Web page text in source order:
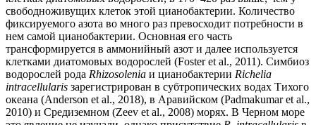
свободноживущих клеток этой цианобактерии. Количество
фиксируемого азота во много раз превосходит потребности в
нем самой цианобактерии. Основная его часть
трансформируется в аммонийный азот и далее используется
клетками диатомовых водорослей (Foster et al., 2011). Симбиоз
водорослей рода Rhizosolenia и цианобактерии Richelia
intracellularis зарегистрирован в субтропических водах Тихого
океана (Anderson et al., 2018), в Аравийском (Padmakumar et al.,
2010) и Средиземном (Zeev et al., 2008) морях. В Черном море